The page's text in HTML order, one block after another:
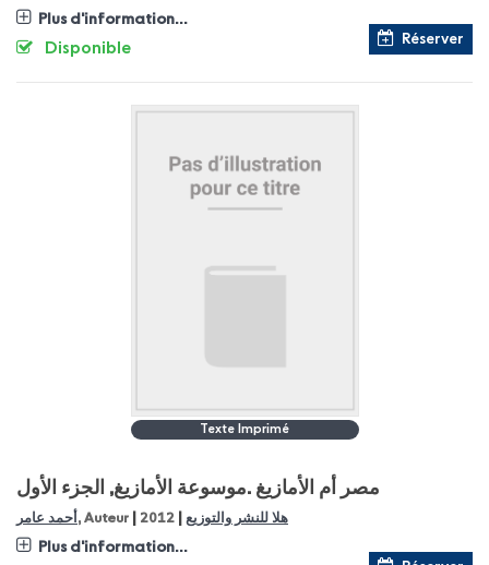
Plus d'information...
Réserver
Disponible
Texte Imprimé
موسوعة الأمازيغ, الجزء الأول. مصر أم الأمازيغ
أحمد عامر , Auteur هلا للنشر والتوزيع 2012
Plus d'information...